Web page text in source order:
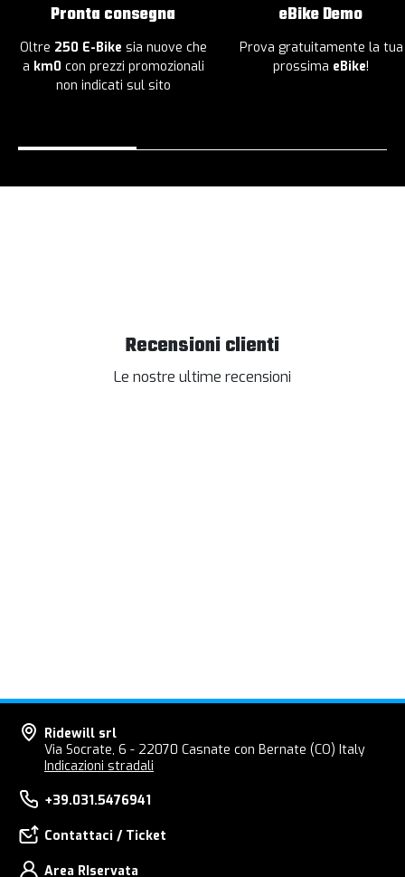
Pronta consegna
Oltre 250 E-Bike sia nuove che
a km0 con prezzi promozionali
non indicati sul sito
eBike Demo
Prova gratuitamente la tua
prossima eBike!
Recensioni clienti
Le nostre ultime recensioni
Ridewill srl
Via Socrate, 6 - 22070 Casnate con Bernate (CO) Italy
Indicazioni stradali
+39.031.5476941
Contattaci / Ticket
Area RIservata